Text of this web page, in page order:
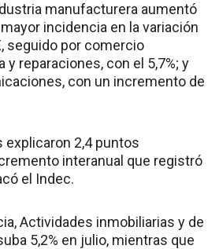
manufacturera aumentó
incidencia en la variación
seguido por comercio
y reparaciones, con el 5,7%; y
con un incremento de
2,4 puntos
interanual que registró
el Indec.
Actividades inmobiliarias y de
5,2% en julio, mientras que